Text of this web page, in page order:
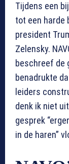
Tijdens een
tot een harde
president
Zelensky.
beschreef de
benadrukte
leiders
denk ik niet
gesprek
in de haren”